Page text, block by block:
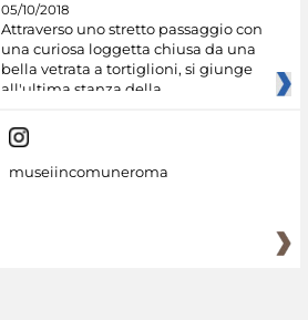
05/10/2018
Attraverso uno stretto passaggio con
una curiosa loggetta chiusa da una
bella vetrata a tortiglioni, si giunge
all'ultima stanza della
museiincomuneroma